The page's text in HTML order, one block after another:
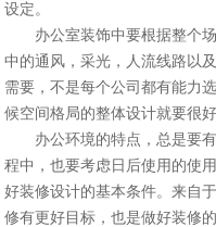
设定。
办公室装饰中要根据整个场地
中的通风，采光，人流线
需要，不是每个公司都有能力
候空间格局的整体设计就要很好
办公环境的特点，总是要
程中，也要考虑日后使用的使用
好装修设计的基本条件。来自
修有更好目标，也是做好装修